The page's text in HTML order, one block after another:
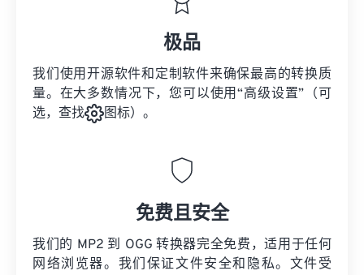
极品
我们使用开源软件和定制软件来确保最高的转换质
量。在大多数情况下，您可以使用“高级设置”（可
选，查找
图标）。
免费且安全
我们的 MP2 到 OGG 转换器完全免费，适用于任何
网络浏览器。我们保证文件安全和隐私。文件受